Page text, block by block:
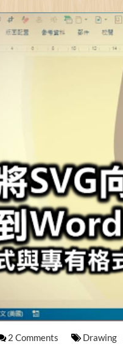
2 Comments Drawing